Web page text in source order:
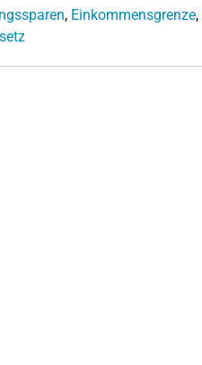
, Einkommensgrenze,